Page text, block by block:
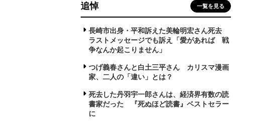
追悼 一覧を見る
長崎市出身・平和訴えた美輪明宏さん死去
ラストメッセージでも訴え「愛があれば 戦
争なんか起こりません」
つげ義春さんと白土三平さん カリスマ漫画
家、二人の「違い」とは？
死去した丹羽宇一郎さんは、経済界有数の読
書家だった 『死ぬほど読書』ベストセラー
に